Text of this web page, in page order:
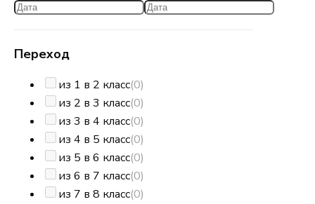
Переход
из 1 в 2 класс(0)
из 2 в 3 класс(0)
из 3 в 4 класс(0)
из 4 в 5 класс(0)
из 5 в 6 класс(0)
из 6 в 7 класс(0)
из 7 в 8 класс(0)